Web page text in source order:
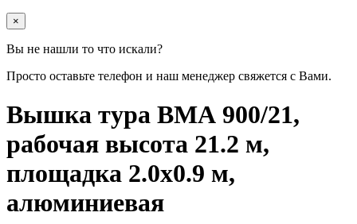
×
Вы не нашли то что искали?
Просто оставьте телефон и наш менеджер свяжется с Вами.
Вышка тура ВМА 900/21,
рабочая высота 21.2 м,
площадка 2.0х0.9 м,
алюминиевая